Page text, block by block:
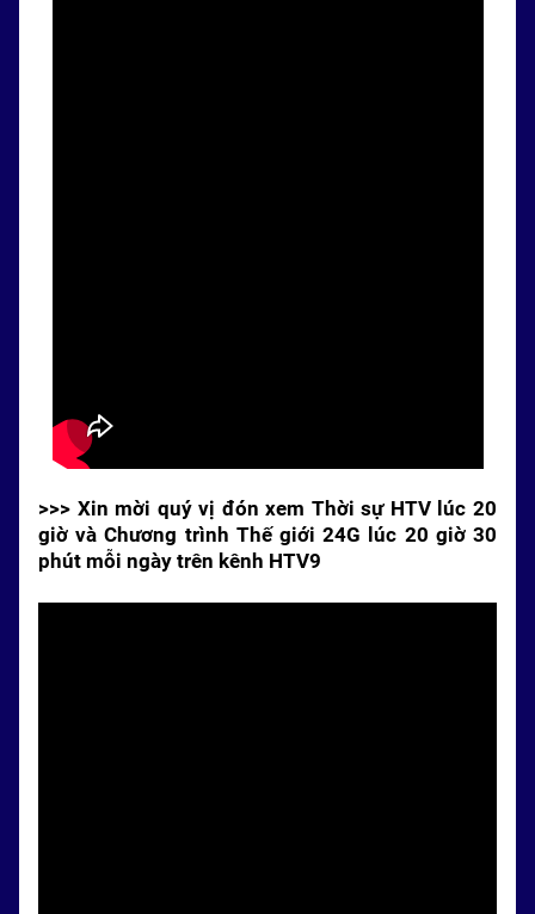
>>> Xin mời quý vị đón xem Thời sự HTV lúc 20
giờ và Chương trình Thế giới 24G lúc 20 giờ 30
phút mỗi ngày trên kênh HTV9